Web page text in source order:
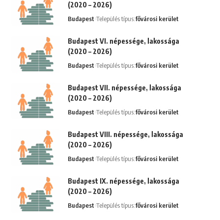
(2020 – 2026)
Budapest Település típus:fővárosi kerület
Budapest VI. népessége, lakossága
(2020 – 2026)
Budapest Település típus:fővárosi kerület
Budapest VII. népessége, lakossága
(2020 – 2026)
Budapest Település típus:fővárosi kerület
Budapest VIII. népessége, lakossága
(2020 – 2026)
Budapest Település típus:fővárosi kerület
Budapest IX. népessége, lakossága
(2020 – 2026)
Budapest Település típus:fővárosi kerület